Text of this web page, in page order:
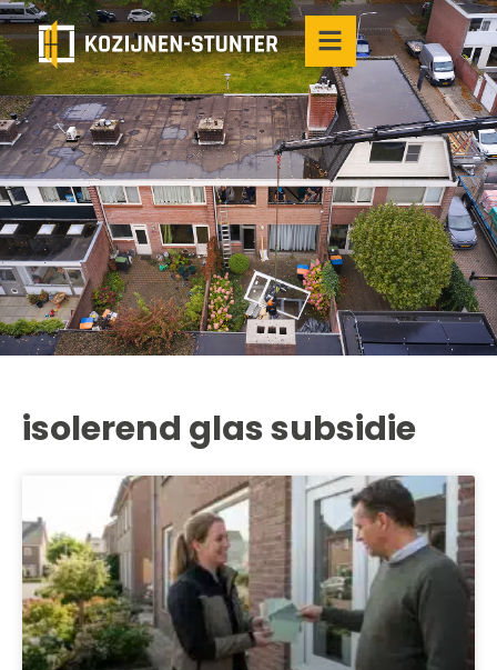
isolerend glas subsidie